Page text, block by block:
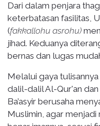
Dari dalam penjara
keterbatasan fasilitas,
(fakkallohu asrohu)
jihad. Keduanya
bernas dan lugas
Melalui gaya
dalil-dalil Al-Qur'an
Ba’asyir berusaha
Muslimin, agar menjadi